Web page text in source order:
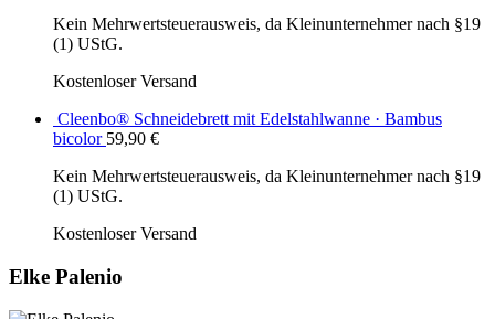
Kein Mehrwertsteuerausweis, da Kleinunternehmer nach §19
(1) UStG.
Kostenloser Versand
Cleenbo® Schneidebrett mit Edelstahlwanne · Bambus
bicolor 59,90 €
Kein Mehrwertsteuerausweis, da Kleinunternehmer nach §19
(1) UStG.
Kostenloser Versand
Elke Palenio